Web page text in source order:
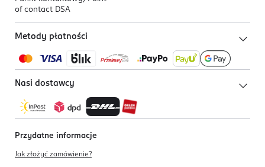
of contact DSA
Metody płatności
Nasi dostawcy
Przydatne informacje
Jak złożyć zamówienie?